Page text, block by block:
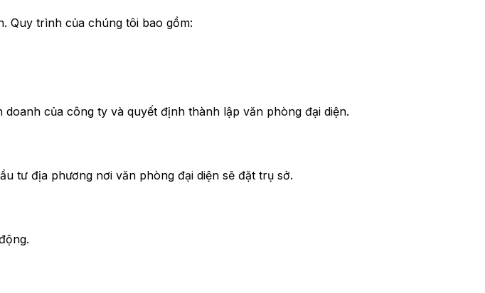
Quy trình của chúng tôi bao gồm:
của công ty và quyết định thành lập văn phòng đại diện.
tư địa phương nơi văn phòng đại diện sẽ đặt trụ sở.